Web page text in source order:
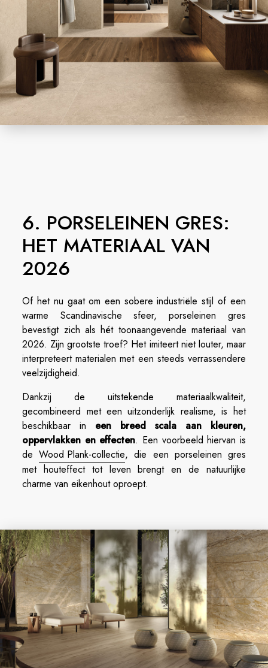
6. PORSELEINEN GRES:
HET MATERIAAL VAN
2026
Of het nu gaat om een sobere industriële stijl of een
warme Scandinavische sfeer, porseleinen gres
bevestigt zich als hét toonaangevende materiaal van
2026. Zijn grootste troef? Het imiteert niet louter, maar
interpreteert materialen met een steeds verrassendere
veelzijdigheid.
Dankzij de uitstekende materiaalkwaliteit,
gecombineerd met een uitzonderlijk realisme, is het
beschikbaar in een breed scala aan kleuren,
oppervlakken en effecten. Een voorbeeld hiervan is
deWood Plank-collectie, die een porseleinen gres
met houteffect tot leven brengt en de natuurlijke
charme van eikenhout oproept.